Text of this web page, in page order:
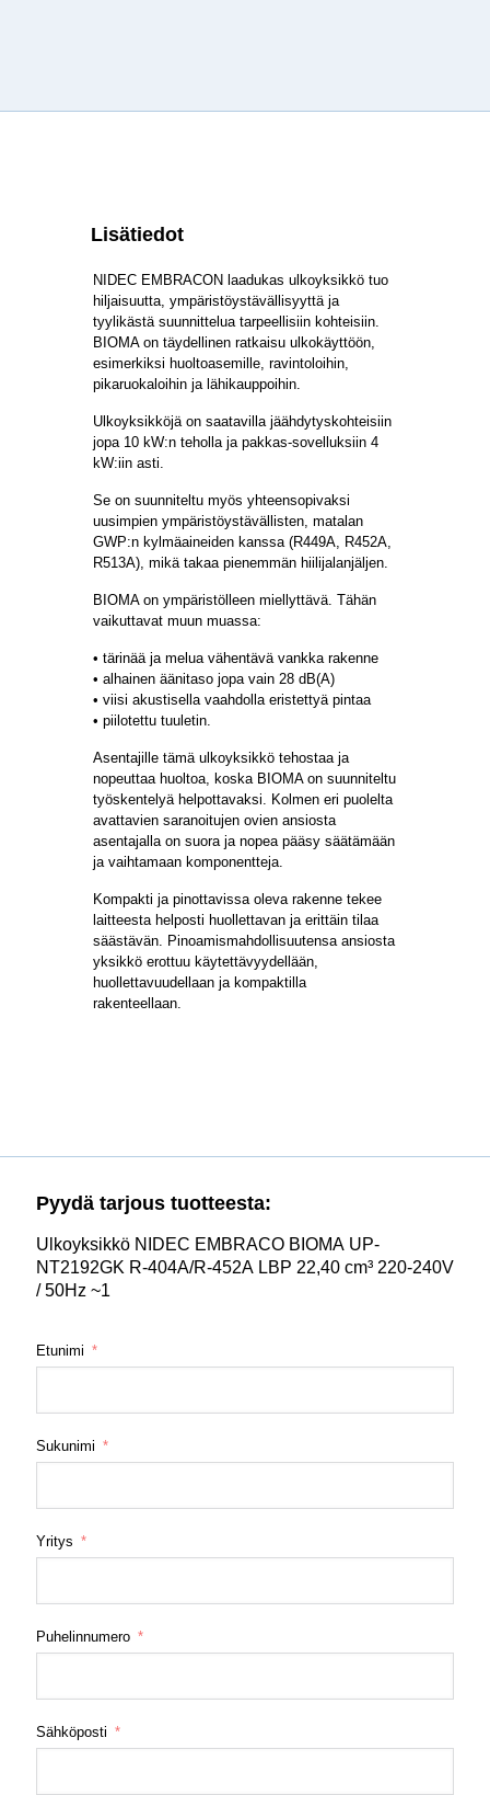
Lisätiedot
NIDEC EMBRACON laadukas ulkoyksikkö tuo
hiljaisuutta, ympäristöystävällisyyttä ja
tyylikästä suunnittelua tarpeellisiin kohteisiin.
BIOMA on täydellinen ratkaisu ulkokäyttöön,
esimerkiksi huoltoasemille, ravintoloihin,
pikaruokaloihin ja lähikauppoihin.
Ulkoyksikköjä on saatavilla jäähdytyskohteisiin
jopa 10 kW:n teholla ja pakkas-sovelluksiin 4
kW:iin asti.
Se on suunniteltu myös yhteensopivaksi
uusimpien ympäristöystävällisten, matalan
GWP:n kylmäaineiden kanssa (R449A, R452A,
R513A), mikä takaa pienemmän hiilijalanjäljen.
BIOMA on ympäristölleen miellyttävä. Tähän
vaikuttavat muun muassa:
• tärinää ja melua vähentävä vankka rakenne
• alhainen äänitaso jopa vain 28 dB(A)
• viisi akustisella vaahdolla eristettyä pintaa
• piilotettu tuuletin.
Asentajille tämä ulkoyksikkö tehostaa ja
nopeuttaa huoltoa, koska BIOMA on suunniteltu
työskentelyä helpottavaksi. Kolmen eri puolelta
avattavien saranoitujen ovien ansiosta
asentajalla on suora ja nopea pääsy säätämään
ja vaihtamaan komponentteja.
Kompakti ja pinottavissa oleva rakenne tekee
laitteesta helposti huollettavan ja erittäin tilaa
säästävän. Pinoamismahdollisuutensa ansiosta
yksikkö erottuu käytettävyydellään,
huollettavuudellaan ja kompaktilla
rakenteellaan.
Pyydä tarjous tuotteesta:
Ulkoyksikkö NIDEC EMBRACO BIOMA UP-
NT2192GK R-404A/R-452A LBP 22,40 cm³ 220-240V
/ 50Hz ~1
Etunimi
Sukunimi
Yritys
Puhelinnumero
Sähköposti